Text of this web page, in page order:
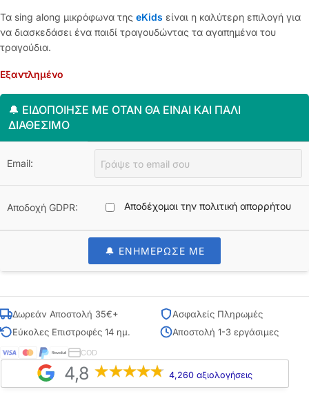
Τα sing along μικρόφωνα της eKids είναι η καλύτερη επιλογή για
να διασκεδάσει ένα παιδί τραγουδώντας τα αγαπημένα του
τραγούδια.
Εξαντλημένο
🔔 ΕΙΔΟΠΟΊΗΣΈ ΜΕ ΌΤΑΝ ΘΑ ΕΊΝΑΙ ΚΑΙ ΠΆΛΙ
ΔΙΑΘΈΣΙΜΟ
Email:
Αποδοχή GDPR: Αποδέχομαι την πολιτική απορρήτου
🔔 ΕΝΗΜΕΡΩΣΕ ΜΕ
Δωρεάν Αποστολή 35€+
Ασφαλείς Πληρωμές
Εύκολες Επιστροφές 14 ημ.
Αποστολή 1-3 εργάσιμες
COD
4,8 4,260 αξιολογήσεις